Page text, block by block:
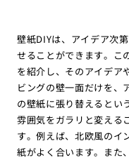
壁紙DIYは、アイデア次
せることができます。こ
を紹介し、そのアイデア
ビングの壁一面だけを、
の壁紙に張り替えるとい
雰囲気をガラリと変える
す。例えば、北欧風のイ
紙がよく合います。また